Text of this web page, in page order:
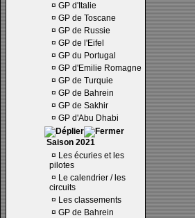
¤ GP d'Italie
¤ GP de Toscane
¤ GP de Russie
¤ GP de l'Eifel
¤ GP du Portugal
¤ GP d'Emilie Romagne
¤ GP de Turquie
¤ GP de Bahrein
¤ GP de Sakhir
¤ GP d'Abu Dhabi
Saison 2021
¤ Les écuries et les
pilotes
¤ Le calendrier / les
circuits
¤ Les classements
¤ GP de Bahrein